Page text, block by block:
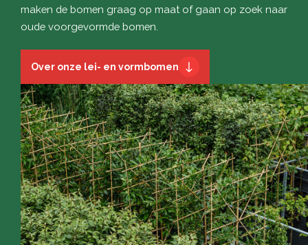
maken de bomen graag op maat of gaan op zoek naar
oude voorgevormde bomen.
Over onze lei- en vormbomen